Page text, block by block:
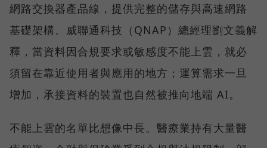
網路交換器產品線，提供完整的儲存與高速網路
基礎架構。威聯通科技（QNAP）總經理劉文義解
釋，當資料因合規要求或敏感度不能上雲，就必
須留在靠近使用者與應用的地方；運算需求一旦
增加，承接資料的裝置也自然被推向地端 AI。
不能上雲的名單比想像中長。醫療業持有大量醫